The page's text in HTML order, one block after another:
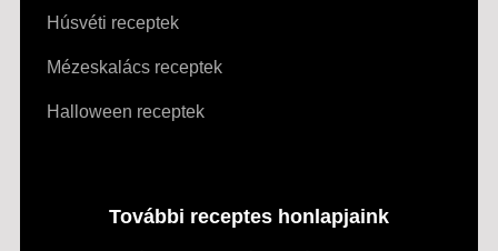
Húsvéti receptek
Mézeskalács receptek
Halloween receptek
További receptes honlapjaink